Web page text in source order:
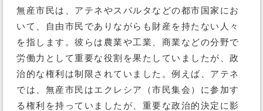
無産市民は、アテネやスパルタなどの都市国家にお
いて、自由市民でありながらも財産を持たない人々
を指します。彼らは農業や工業、商業などの分野で
労働力として重要な役割を果たしていましたが、政
治的な権利は制限されていました。例えば、アテネ
では、無産市民はエクレシア（市民集会）に参加す
る権利を持っていましたが、重要な政治的決定に影